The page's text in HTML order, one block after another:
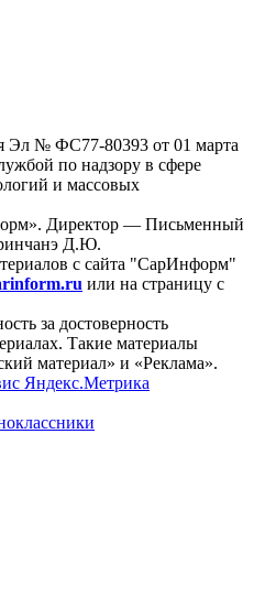
Эл № ФС77-80393 от 01 марта
по надзору в сфере
и массовых
Директор — Письменный
Д.Ю.
с сайта "СарИнформ"
или на страницу с
за достоверность
Такие материалы
материал» и «Реклама».
Яндекс.Метрика